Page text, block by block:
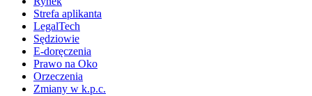
Strefa aplikanta
LegalTech
Sędziowie
E-doręczenia
Prawo na Oko
Orzeczenia
Zmiany w k.p.c.